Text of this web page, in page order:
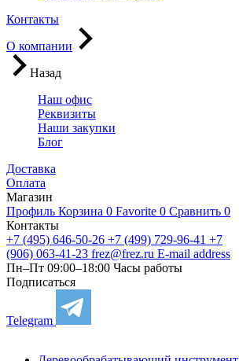
Контакты
О компании
Назад
Наш офис
Реквизиты
Наши закупки
Блог
Доставка
Оплата
Магазин
Профиль Корзина 0 Favorite 0 Сравнить 0
Контакты
+7 (495) 646-50-26 +7 (499) 729-96-41 +7
(906) 063-41-23 frez@frez.ru E-mail address
Пн–Пт 09:00–18:00 Часы работы
Подписаться
Telegram